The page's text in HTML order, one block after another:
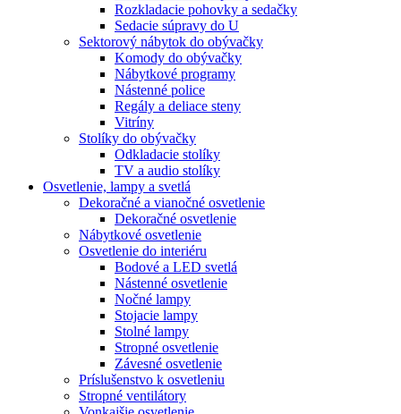
Rozkladacie pohovky a sedačky
Sedacie súpravy do U
Sektorový nábytok do obývačky
Komody do obývačky
Nábytkové programy
Nástenné police
Regály a deliace steny
Vitríny
Stolíky do obývačky
Odkladacie stolíky
TV a audio stolíky
Osvetlenie, lampy a svetlá
Dekoračné a vianočné osvetlenie
Dekoračné osvetlenie
Nábytkové osvetlenie
Osvetlenie do interiéru
Bodové a LED svetlá
Nástenné osvetlenie
Nočné lampy
Stojacie lampy
Stolné lampy
Stropné osvetlenie
Závesné osvetlenie
Príslušenstvo k osvetleniu
Stropné ventilátory